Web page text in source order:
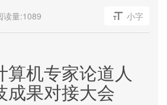
读量:1089 小字
算机专家论道人
成果对接大会